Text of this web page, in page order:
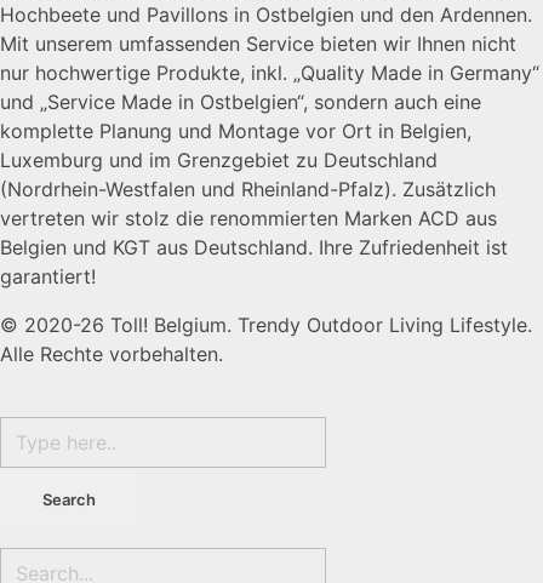
Hochbeete und Pavillons in Ostbelgien und den Ardennen.
Mit unserem umfassenden Service bieten wir Ihnen nicht
nur hochwertige Produkte, inkl. „Quality Made in Germany“
und „Service Made in Ostbelgien“, sondern auch eine
komplette Planung und Montage vor Ort in Belgien,
Luxemburg und im Grenzgebiet zu Deutschland
(Nordrhein-Westfalen und Rheinland-Pfalz). Zusätzlich
vertreten wir stolz die renommierten Marken ACD aus
Belgien und KGT aus Deutschland. Ihre Zufriedenheit ist
garantiert!
© 2020-26 Toll! Belgium. Trendy Outdoor Living Lifestyle.
Alle Rechte vorbehalten.